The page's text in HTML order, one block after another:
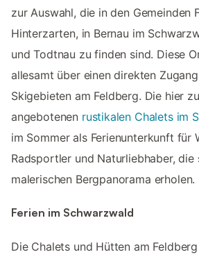
zur Auswahl, die in den Gemeinden
Hinterzarten, in Bernau im
und Todtnau zu finden sind. Diese
allesamt über einen direkten
Skigebieten am Feldberg. Die hier
angebotenen rustikalen Chalets im
im Sommer als Ferienunterkunft für
Radsportler und Naturliebhaber, die
malerischen Bergpanorama erholen.
Ferien im Schwarzwald
Die Chalets und Hütten am